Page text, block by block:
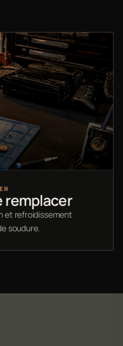
remplacer
et refroidissement
soudure.